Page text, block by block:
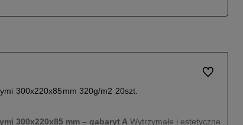
300x220x85mm 320g/m2 20szt.
300x220x85 mm – gabaryt AWytrzymałe i estetyczne
Do